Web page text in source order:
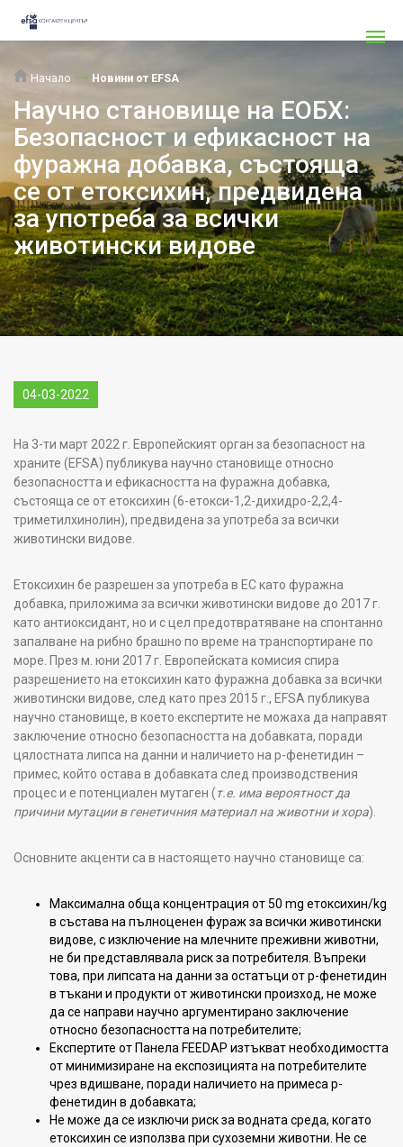
Начало Новини от EFSA
Научно становище на ЕОБХ:
Безопасност и ефикасност на
фуражна добавка, състояща
се от етоксихин, предвидена
за употреба за всички
животински видове
04-03-2022
На 3-ти март 2022 г. Европейският орган за безопасност на
храните (EFSA) публикува научно становище относно
безопасността и ефикасността на фуражна добавка,
състояща се от етоксихин (6-етокси-1,2-дихидро-2,2,4-
триметилхинолин), предвидена за употреба за всички
животински видове.
Етоксихин бе разрешен за употреба в ЕС като фуражна
добавка, приложима за всички животински видове до 2017 г.
като антиоксидант, но и с цел предотвратяване на спонтанно
запалване на рибно брашно по време на транспортиране по
море. През м. юни 2017 г. Европейската комисия спира
разрешението на етоксихин като фуражна добавка за всички
животински видове, след като през 2015 г., EFSA публикува
научно становище, в което експертите не можаха да направят
заключение относно безопасността на добавката, поради
цялостната липса на данни и наличието на p-фенетидин –
примес, който остава в добавката след производствения
процес и е потенциален мутаген (т.е. има вероятност да
причини мутации в генетичния материал на животни и хора).
Основните акценти са в настоящето научно становище са:
Максимална обща концентрация от 50 mg етоксихин/kg
в състава на пълноценен фураж за всички животински
видове, с изключение на млечните преживни животни,
не би представлявала риск за потребителя. Въпреки
това, при липсата на данни за остатъци от p-фенетидин
в тъкани и продукти от животински произход, не може
да се направи научно аргументирано заключение
относно безопасността на потребителите;
Експертите от Панела FEEDAP изтъкват необходимостта
от минимизиране на експозицията на потребителите
чрез вдишване, поради наличието на примеса р-
фенетидин в добавката;
Не може да се изключи риск за водната среда, когато
етоксихин се използва при сухоземни животни. Не се